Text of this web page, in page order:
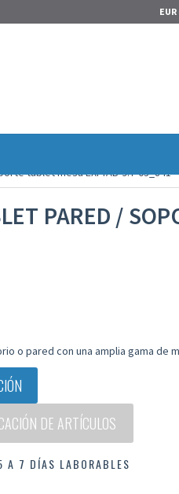
EUR
tablet mesa EXI-TAB-9.7-03_841
PARED /
o pared con una amplia gama de
DE ARTÍCULOS
A 7 DÍAS LABORABLES